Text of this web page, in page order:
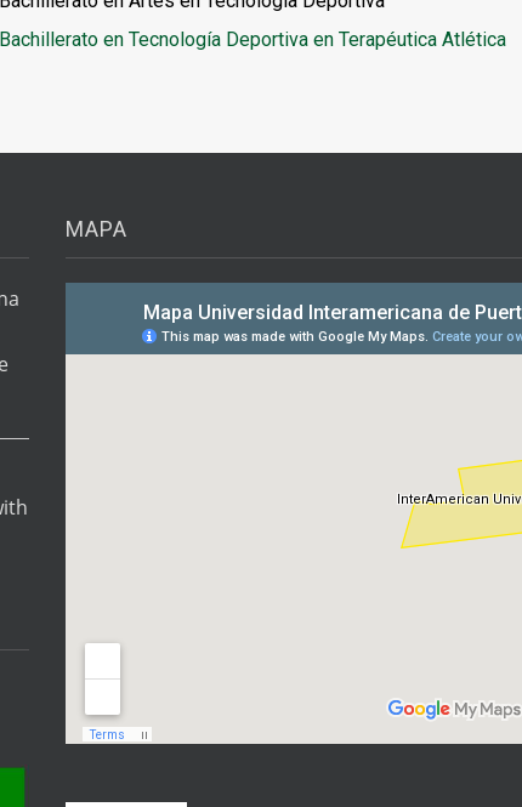
Bachillerato en Tecnología Deportiva en Terapéutica Atlética
MAPA